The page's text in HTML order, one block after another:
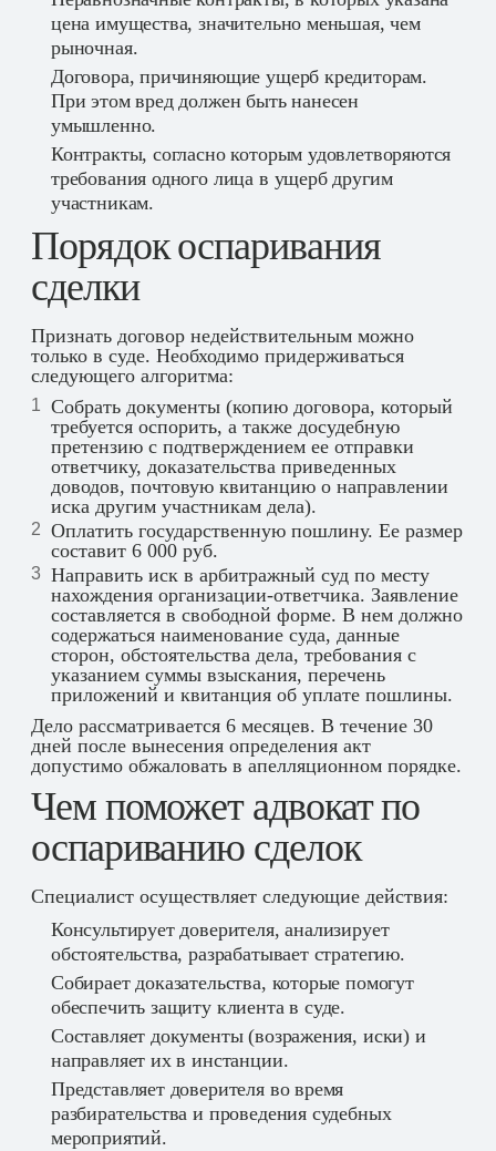
цена имущества, значительно меньшая, чем
рыночная.
Договора, причиняющие ущерб кредиторам.
При этом вред должен быть нанесен
умышленно.
Контракты, согласно которым удовлетворяются
требования одного лица в ущерб другим
участникам.
Порядок оспаривания
сделки
Признать договор недействительным можно
только в суде. Необходимо придерживаться
следующего алгоритма:
Собрать документы (копию договора, который
требуется оспорить, а также досудебную
претензию с подтверждением ее отправки
ответчику, доказательства приведенных
доводов, почтовую квитанцию о направлении
иска другим участникам дела).
Оплатить государственную пошлину. Ее размер
составит 6 000 руб.
Направить иск в арбитражный суд по месту
нахождения организации-ответчика. Заявление
составляется в свободной форме. В нем должно
содержаться наименование суда, данные
сторон, обстоятельства дела, требования с
указанием суммы взыскания, перечень
приложений и квитанция об уплате пошлины.
Дело рассматривается 6 месяцев. В течение 30
дней после вынесения определения акт
допустимо обжаловать в апелляционном порядке.
Чем поможет адвокат по
оспариванию сделок
Специалист осуществляет следующие действия:
Консультирует доверителя, анализирует
обстоятельства, разрабатывает стратегию.
Собирает доказательства, которые помогут
обеспечить защиту клиента в суде.
Составляет документы (возражения, иски) и
направляет их в инстанции.
Представляет доверителя во время
разбирательства и проведения судебных
мероприятий.